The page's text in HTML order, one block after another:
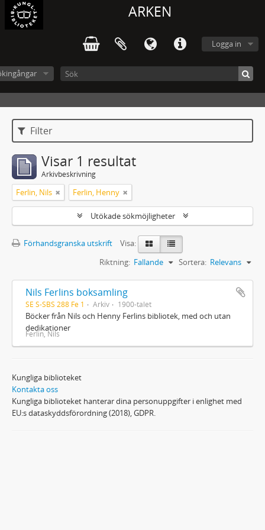
ARKEN
Logga in
Filter
Visar 1 resultat
Arkivbeskrivning
Ferlin, Nils Ferlin, Henny
Utökade sökmöjligheter
Förhandsgranska utskrift
Visa:
Sortera: Relevans
Riktning: Fallande
Nils Ferlins boksamling
SE S-SBS 288 Fe 1 Arkiv 1900-talet
Böcker från Nils och Henny Ferlins bibliotek, med och utan
dedikationer
Ferlin, Nils
Kungliga biblioteket
Kontakta oss
Kungliga biblioteket hanterar dina personuppgifter i enlighet med
EU:s dataskyddsförordning (2018), GDPR.